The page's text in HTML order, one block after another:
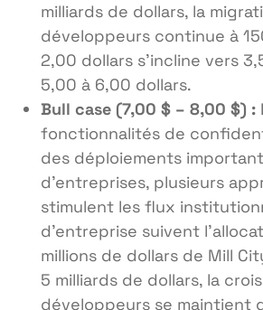
milliards de dollars, la
développeurs continue à
2,00 dollars s’incline vers
5,00 à 6,00 dollars.
Bull case (7,00 $ – 8,00 $) :
fonctionnalités de
des déploiements
d’entreprises, plusieurs
stimulent les flux
d’entreprise suivent
millions de dollars de Mill
5 milliards de dollars, la
développeurs se maintient